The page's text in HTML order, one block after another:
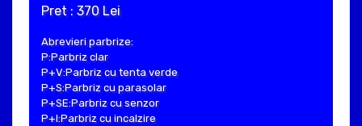
Pret : 370 Lei
Abrevieri parbrize:
P:Parbriz clar
P+V:Parbriz cu tenta verde
P+S:Parbriz cu parasolar
P+SE:Parbriz cu senzor
P+I:Parbriz cu incalzire